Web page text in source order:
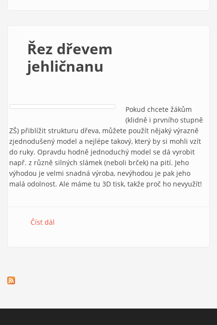
Řez dřevem
jehličnanu
Pokud chcete žákům
(klidně i prvního stupně
ZŠ) přiblížit strukturu dřeva, můžete použít nějaký výrazně
zjednodušený model a nejlépe takový, který by si mohli vzít
do ruky. Opravdu hodně jednoduchý model se dá vyrobit
např. z různě silných slámek (neboli brček) na pití. Jeho
výhodou je velmi snadná výroba, nevýhodou je pak jeho
malá odolnost. Ale máme tu 3D tisk, takže proč ho nevyužít!
Číst dál